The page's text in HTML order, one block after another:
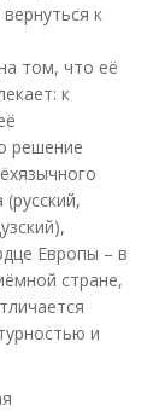
к
том, что её
к
решение
Европы – в
стране,
и